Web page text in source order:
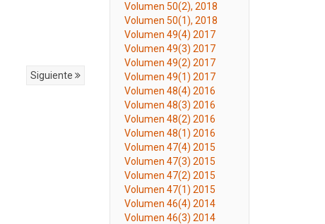
Siguiente
Volumen 50(2), 2018
Volumen 50(1), 2018
Volumen 49(4) 2017
Volumen 49(3) 2017
Volumen 49(2) 2017
Volumen 49(1) 2017
Volumen 48(4) 2016
Volumen 48(3) 2016
Volumen 48(2) 2016
Volumen 48(1) 2016
Volumen 47(4) 2015
Volumen 47(3) 2015
Volumen 47(2) 2015
Volumen 47(1) 2015
Volumen 46(4) 2014
Volumen 46(3) 2014